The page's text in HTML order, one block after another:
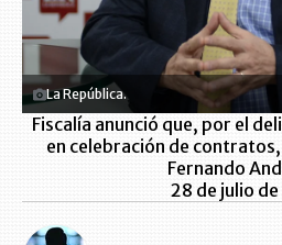
La República.
Fiscalía anunció que, por el
en celebración de
Fernando
28 de julio